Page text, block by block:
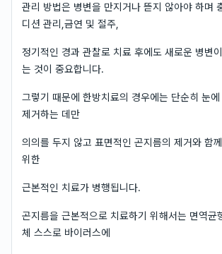
관리 방법은 병변을 만지거나 뜯지 않아야 하며
디션 관리,금연 및 절주,
정기적인 경과 관찰로 치료 후에도 새로운 병변
는 것이 중요합니다.
그렇기 때문에 한방치료의 경우에는 단순히 눈
제거하는 데만
의의를 두지 않고 표면적인 곤지름의 제거와 함
위한
근본적인 치료가 병행됩니다.
곤지름을 근본적으로 치료하기 위해서는 면역균
체 스스로 바이러스에